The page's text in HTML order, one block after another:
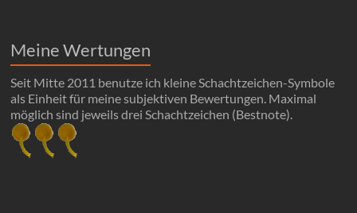
Meine Wertungen
Seit Mitte 2011 benutze ich kleine Schachtzeichen-Symbole
als Einheit für meine subjektiven Bewertungen. Maximal
möglich sind jeweils drei Schachtzeichen (Bestnote).